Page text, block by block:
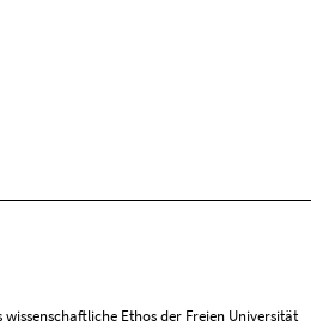
wissenschaftliche Ethos der Freien Universität